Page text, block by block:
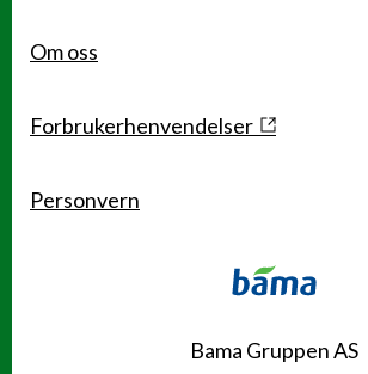
Bama Gruppen AS
Om oss
Forbrukerhenvendelser
Personvern